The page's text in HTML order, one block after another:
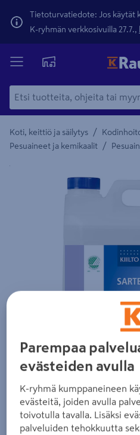
Tietoturvatiedote: Jos käytät
K-ryhmän verkkosivuilla 27.7.,
Koti, keittiö ja säilytys /
Pesuaineet ja kemikaalit /
Yksityiskohtainen kuvaus
Parempaa
evästeiden avulla
K-ryhmä kumppaneineen
evästeitä, joiden avulla
toivotulla tavalla. Lisäksi
palveluiden tehokkuutta